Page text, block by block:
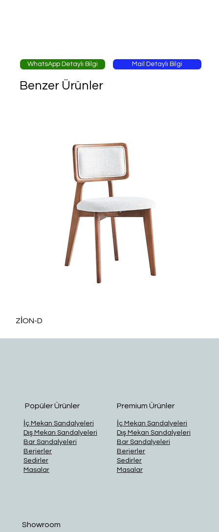
WhatsApp Detaylı Bilgi Mail Detaylı Bilgi
Benzer Ürünler
ZİON-D
Showroom
Popüler Ürünler
İç Mekan Sandalyeleri
Dış Mekan Sandalyeleri
Bar Sandalyeleri
Berjerler
Sedirler
Masalar
Premium Ürünler
İç Mekan Sandalyeleri
Dış Mekan Sandalyeleri
Bar Sandalyeleri
Berjerler
Sedirler
Masalar